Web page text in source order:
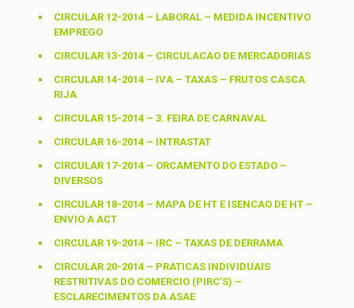
CIRCULAR 12-2014 – LABORAL – MEDIDA INCENTIVO
EMPREGO
CIRCULAR 13-2014 – CIRCULACAO DE MERCADORIAS
CIRCULAR 14-2014 – IVA – TAXAS – FRUTOS CASCA
RIJA
CIRCULAR 15-2014 – 3. FEIRA DE CARNAVAL
CIRCULAR 16-2014 – INTRASTAT
CIRCULAR 17-2014 – ORCAMENTO DO ESTADO –
DIVERSOS
CIRCULAR 18-2014 – MAPA DE HT E ISENCAO DE HT –
ENVIO A ACT
CIRCULAR 19-2014 – IRC – TAXAS DE DERRAMA
CIRCULAR 20-2014 – PRATICAS INDIVIDUAIS
RESTRITIVAS DO COMERCIO (PIRC’S) –
ESCLARECIMENTOS DA ASAE